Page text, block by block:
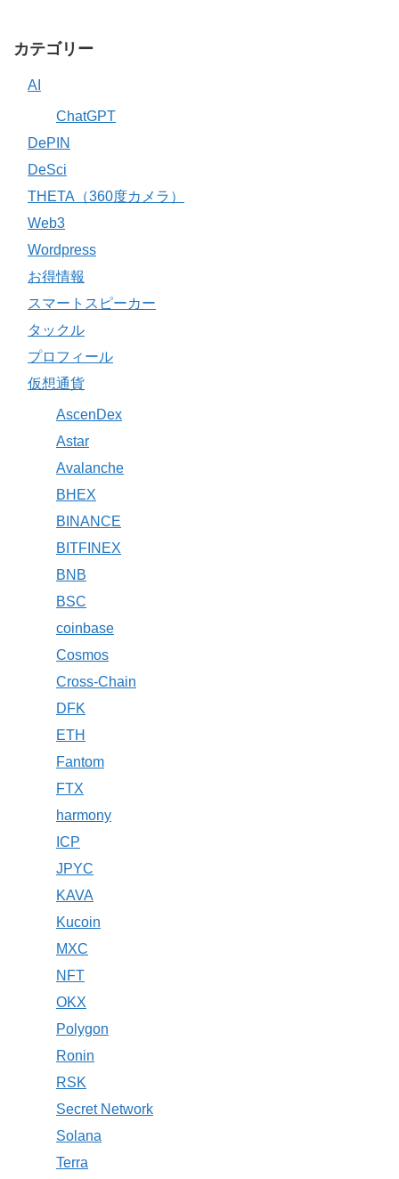
カテゴリー
AI
ChatGPT
DePIN
DeSci
THETA（360度カメラ）
Web3
Wordpress
お得情報
スマートスピーカー
タックル
プロフィール
仮想通貨
AscenDex
Astar
Avalanche
BHEX
BINANCE
BITFINEX
BNB
BSC
coinbase
Cosmos
Cross-Chain
DFK
ETH
Fantom
FTX
harmony
ICP
JPYC
KAVA
Kucoin
MXC
NFT
OKX
Polygon
Ronin
RSK
Secret Network
Solana
Terra